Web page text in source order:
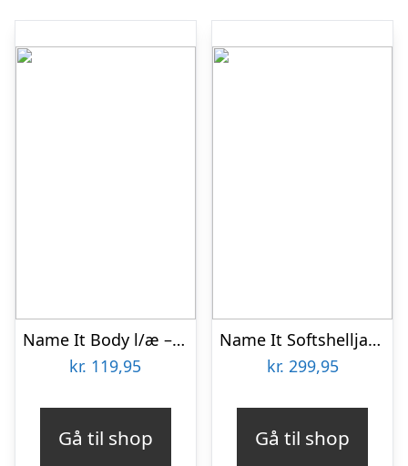
Name It Body l/æ – Rib – NbmHaball – Ashley Blue m. Fodbolde
kr. 119,95
Gå til shop
Name It Softshelljakke m. Fleece – NkmMalta – Sort m. Fodbold
kr. 299,95
Gå til shop